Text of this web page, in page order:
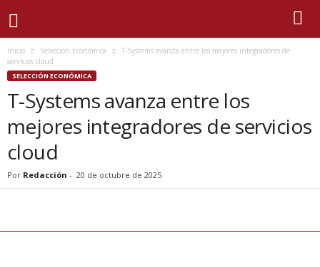
Inicio Selección Económica
T-Systems avanza entre los mejores integradores de
servicios cloud
SELECCIÓN ECONÓMICA
T-Systems avanza entre los
mejores integradores de servicios
cloud
Por Redacción - 20 de octubre de 2025